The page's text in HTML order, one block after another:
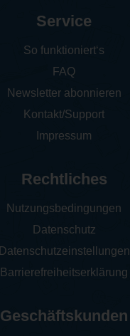
Service
So funktioniert‘s
FAQ
Newsletter abonnieren
Kontakt/Support
Impressum
Rechtliches
Nutzungsbedingungen
Datenschutz
Datenschutzeinstellungen
Barrierefreiheitserklärung
Geschäftskunden